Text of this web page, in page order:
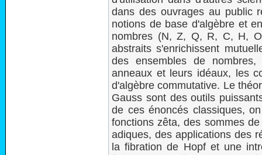
dans des ouvrages au public
notions de base d'algèbre et
nombres (N, Z, Q, R, C, H,
abstraits s'enrichissent
des ensembles de
anneaux et leurs idéaux, les
d'algèbre commutative. Le
Gauss sont des outils
de ces énoncés classiques,
fonctions zêta, des sommes
adiques, des applications des
la fibration de Hopf et une